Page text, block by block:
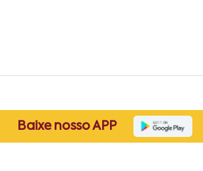
Baixe nosso APP